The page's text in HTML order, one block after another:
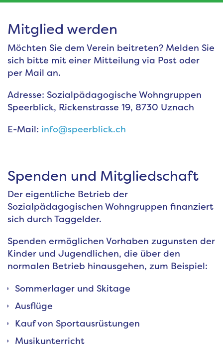
Mitglied werden
Möchten Sie dem Verein beitreten? Melden Sie
sich bitte mit einer Mitteilung via Post oder
per Mail an.
Adresse: Sozialpädagogische Wohngruppen
Speerblick, Rickenstrasse 19, 8730 Uznach
E-Mail: info@speerblick.ch
Spenden und Mitgliedschaft
Der eigentliche Betrieb der
Sozialpädagogischen Wohngruppen finanziert
sich durch Taggelder.
Spenden ermöglichen Vorhaben zugunsten der
Kinder und Jugendlichen, die über den
normalen Betrieb hinausgehen, zum Beispiel:
Sommerlager und Skitage
Ausflüge
Kauf von Sportausrüstungen
Musikunterricht